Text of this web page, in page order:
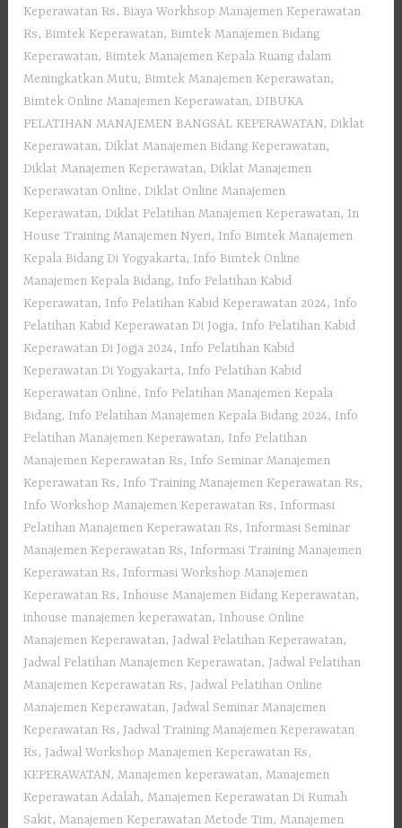
Keperawatan Rs, Biaya Workhsop Manajemen Keperawatan
Rs, Bimtek Keperawatan, Bimtek Manajemen Bidang
Keperawatan, Bimtek Manajemen Kepala Ruang dalam
Meningkatkan Mutu, Bimtek Manajemen Keperawatan,
Bimtek Online Manajemen Keperawatan,DIBUKA
PELATIHAN MANAJEMEN BANGSAL KEPERAWATAN,Diklat
Keperawatan,Diklat Manajemen Bidang Keperawatan,
Diklat Manajemen Keperawatan,Diklat Manajemen
Keperawatan Online,Diklat Online Manajemen
Keperawatan,Diklat Pelatihan Manajemen Keperawatan, In
House Training Manajemen Nyeri, Info Bimtek Manajemen
Kepala Bidang Di Yogyakarta, Info Bimtek Online
Manajemen Kepala Bidang, Info Pelatihan Kabid
Keperawatan, Info Pelatihan Kabid Keperawatan 2024, Info
Pelatihan Kabid Keperawatan Di Jogja, Info Pelatihan Kabid
Keperawatan Di Jogja 2024, Info Pelatihan Kabid
Keperawatan Di Yogyakarta, Info Pelatihan Kabid
Keperawatan Online, Info Pelatihan Manajemen Kepala
Bidang, Info Pelatihan Manajemen Kepala Bidang 2024, Info
Pelatihan Manajemen Keperawatan, Info Pelatihan
Manajemen Keperawatan Rs, Info Seminar Manajemen
Keperawatan Rs, Info Training Manajemen Keperawatan Rs,
Info Workshop Manajemen Keperawatan Rs, Informasi
Pelatihan Manajemen Keperawatan Rs, Informasi Seminar
Manajemen Keperawatan Rs, Informasi Training Manajemen
Keperawatan Rs, Informasi Workshop Manajemen
Keperawatan Rs, Inhouse Manajemen Bidang Keperawatan,
inhouse manajemen keperawatan, Inhouse Online
Manajemen Keperawatan, Jadwal Pelatihan Keperawatan,
Jadwal Pelatihan Manajemen Keperawatan, Jadwal Pelatihan
Manajemen Keperawatan Rs, Jadwal Pelatihan Online
Manajemen Keperawatan, Jadwal Seminar Manajemen
Keperawatan Rs, Jadwal Training Manajemen Keperawatan
Rs, Jadwal Workshop Manajemen Keperawatan Rs,
KEPERAWATAN,Manajemen keperawatan,Manajemen
Keperawatan Adalah,Manajemen Keperawatan Di Rumah
Sakit,Manajemen Keperawatan Metode Tim,Manajemen